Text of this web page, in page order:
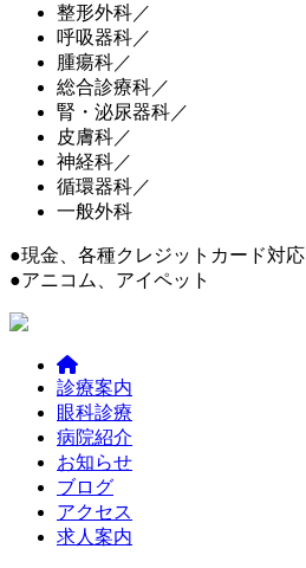
整形外科／
呼吸器科／
腫瘍科／
総合診療科／
腎・泌尿器科／
皮膚科／
神経科／
循環器科／
一般外科
●現金、各種クレジットカード対応
●アニコム、アイペット
診療案内
眼科診療
病院紹介
お知らせ
ブログ
アクセス
求人案内